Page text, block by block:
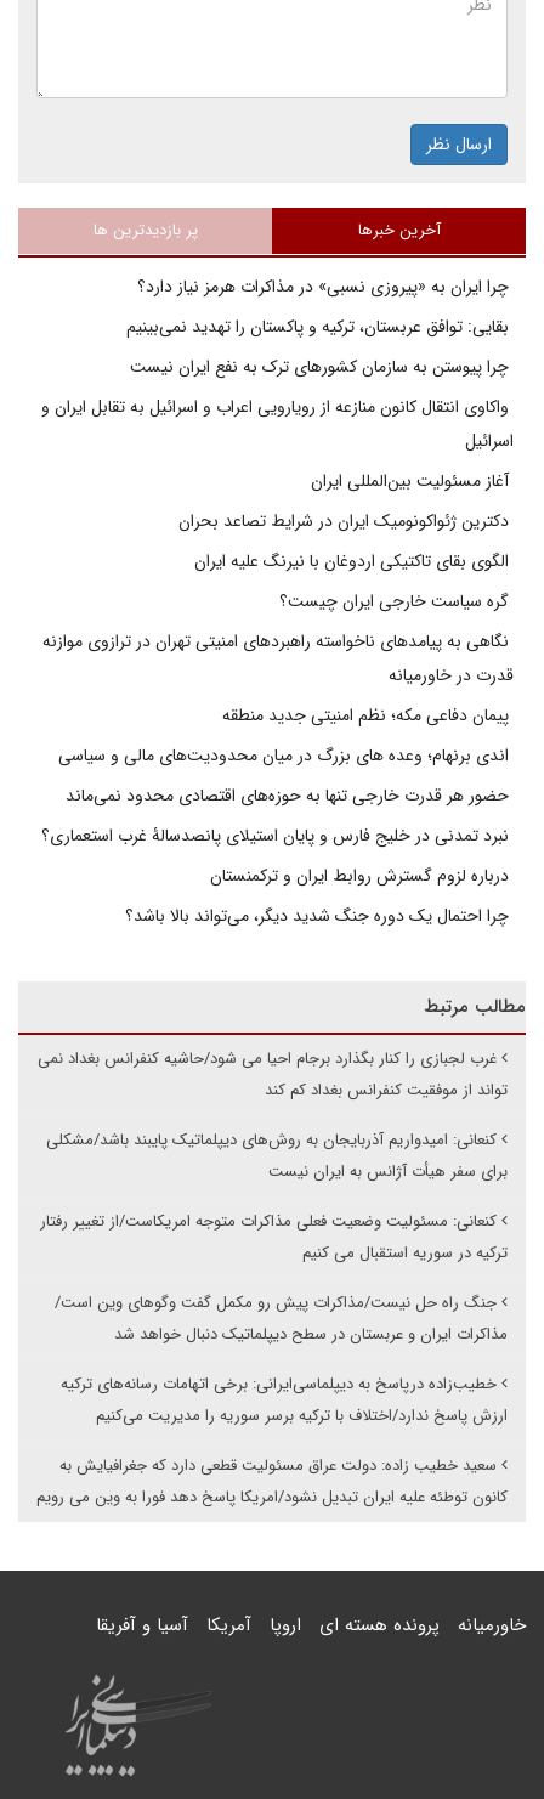
ارسال نظر
آخرین خبرها پر بازدیدترین ها
چرا ایران به «پیروزی نسبی» در مذاکرات هرمز نیاز دارد؟
بقایی: توافق عربستان، ترکیه و پاکستان را تهدید نمی‌بینیم
چرا پیوستن به سازمان کشورهای ترک به نفع ایران نیست
واکاوی انتقال کانون منازعه از رویارویی اعراب و اسرائیل به تقابل ایران و
اسرائیل
آغاز مسئولیت بین‌المللی ایران
دکترین ژئواکونومیک ایران در شرایط تصاعد بحران
الگوی بقای تاکتیکی اردوغان با نیرنگ علیه ایران
گره سیاست خارجی ایران چیست؟
نگاهی به پیامدهای ناخواسته راهبردهای امنیتی تهران در ترازوی موازنه
قدرت در خاورمیانه
پیمان دفاعی مکه؛ نظم امنیتی جدید منطقه
اندی برنهام؛ وعده های بزرگ در میان محدودیت‌های مالی و سیاسی
حضور هر قدرت خارجی تنها به حوزه‌های اقتصادی محدود نمی‌ماند
نبرد تمدنی در خلیج فارس و پایان استیلای پانصدسالۀ غرب استعماری؟
درباره لزوم گسترش روابط ایران و ترکمنستان
چرا احتمال یک دوره جنگ شدید دیگر، می‌تواند بالا باشد؟
مطالب مرتبط
غرب لجبازی را کنار بگذارد برجام احیا می شود/حاشیه کنفرانس بغداد نمی
تواند از موفقیت کنفرانس بغداد کم کند
کنعانی: امیدواریم آذربایجان به روش‌های دیپلماتیک پایبند باشد/مشکلی
برای سفر هیأت آژانس به ایران نیست
کنعانی: مسئولیت وضعیت فعلی مذاکرات متوجه امریکاست/از تغییر رفتار
ترکیه در سوریه استقبال می کنیم
جنگ راه حل نیست/مذاکرات پیش رو مکمل گفت وگوهای وین است/
مذاکرات ایران و عربستان در سطح دیپلماتیک دنبال خواهد شد
خطیب‌زاده درپاسخ به دیپلماسی‌ایرانی: برخی اتهامات رسانه‌های ترکیه
ارزش پاسخ ندارد/اختلاف با ترکیه برسر سوریه را مدیریت می‌کنیم
سعید خطیب زاده: دولت عراق مسئولیت قطعی دارد که جغرافیایش به
کانون توطئه علیه ایران تبدیل نشود/امریکا پاسخ دهد فورا به وین می رویم
خاورمیانه پرونده هسته ای اروپا آمریکا آسیا و آفریقا